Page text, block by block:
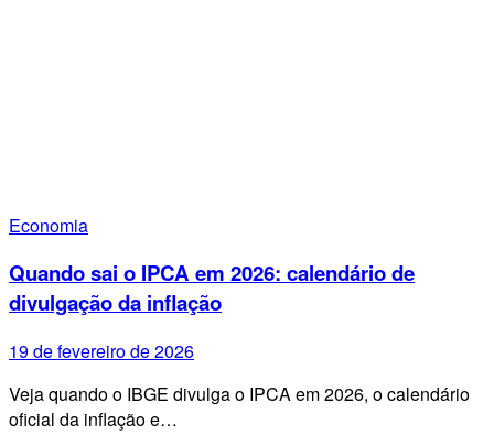
Economia
Quando sai o IPCA em 2026: calendário de
divulgação da inflação
19 de fevereiro de 2026
Veja quando o IBGE divulga o IPCA em 2026, o calendário
oficial da inflação e…